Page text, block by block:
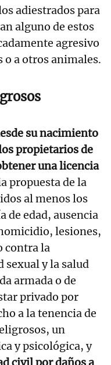
adiestrados para
alguno de estos
agresivo
o a otros animales.
su nacimiento
propietarios de
una licencia
propuesta de la
al menos los
de edad, ausencia
lesiones,
contra la
y la salud
armada o de
privado por
a la tenencia de
un
y psicológica, y